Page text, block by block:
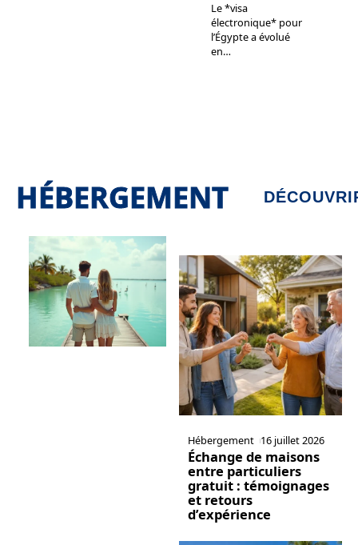
Le *visa
électronique* pour
l’Égypte a évolué
en…
HÉBERGEMENT
Hébergement 16 juillet 2026
Échange de maisons
entre particuliers
gratuit : témoignages
et retours
d’expérience